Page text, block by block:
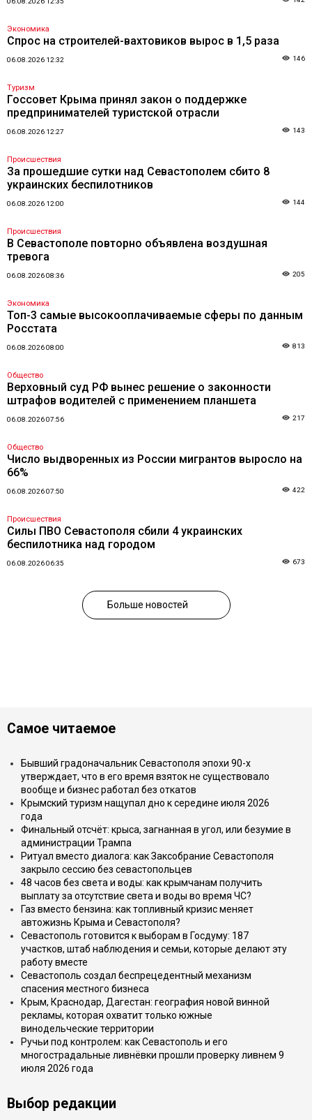
Экономика
Спрос на строителей-вахтовиков вырос в 1,5 раза
06.08.2026 12:32 146
Туризм
Госсовет Крыма принял закон о поддержке
предпринимателей туристской отрасли
06.08.2026 12:27 143
Происшествия
За прошедшие сутки над Севастополем сбито 8
украинских беспилотников
06.08.2026 12:00 144
Происшествия
В Севастополе повторно объявлена воздушная
тревога
06.08.2026 08:36 205
Экономика
Топ-3 самые высокооплачиваемые сферы по данным
Росстата
06.08.2026 08:00 813
Общество
Верховный суд РФ вынес решение о законности
штрафов водителей с применением планшета
06.08.2026 07:56 217
Общество
Число выдворенных из России мигрантов выросло на
66%
06.08.2026 07:50 422
Происшествия
Силы ПВО Севастополя сбили 4 украинских
беспилотника над городом
06.08.2026 06:35 673
Больше новостей
Самое читаемое
Бывший градоначальник Севастополя эпохи 90-х
утверждает, что в его время взяток не существовало
вообще и бизнес работал без откатов
Крымский туризм нащупал дно к середине июля 2026
года
Финальный отсчёт: крыса, загнанная в угол, или безумие в
администрации Трампа
Ритуал вместо диалога: как Заксобрание Севастополя
закрыло сессию без севастопольцев
48 часов без света и воды: как крымчанам получить
выплату за отсутствие света и воды во время ЧС?
Газ вместо бензина: как топливный кризис меняет
автожизнь Крыма и Севастополя?
Севастополь готовится к выборам в Госдуму: 187
участков, штаб наблюдения и семьи, которые делают эту
работу вместе
Севастополь создал беспрецедентный механизм
спасения местного бизнеса
Крым, Краснодар, Дагестан: география новой винной
рекламы, которая охватит только южные
винодельческие территории
Ручьи под контролем: как Севастополь и его
многострадальные ливнёвки прошли проверку ливнем 9
июля 2026 года
Выбор редакции